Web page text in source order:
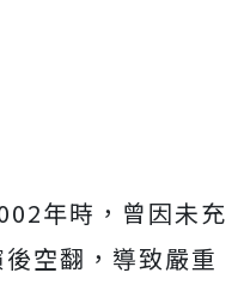
年時， 曾因未充
空翻，導致嚴重